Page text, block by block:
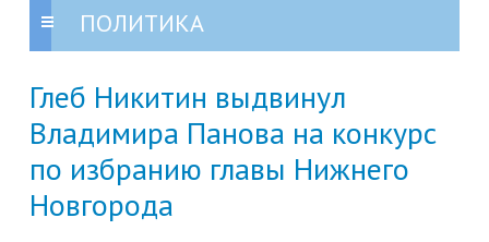
ПОЛИТИКА
Глеб Никитин выдвинул
Владимира Панова на конкурс
по избранию главы Нижнего
Новгорода